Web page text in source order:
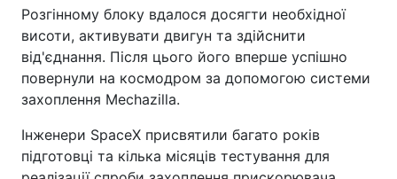
Розгінному блоку вдалося досягти необхідної
висоти, активувати двигун та здійснити
від'єднання. Після цього його вперше успішно
повернули на космодром за допомогою системи
захоплення Mechazilla.
Інженери SpaceX присвятили багато років
підготовці та кілька місяців тестування для